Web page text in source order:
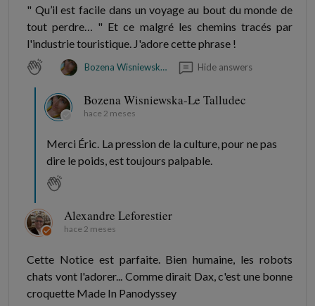
" Qu’il est facile dans un voyage au bout du monde de
tout perdre… " Et ce malgré les chemins tracés par
l'industrie touristique. J'adore cette phrase !
Bozena Wisniewska-Le Talludec Hide answers
Bozena Wisniewska-Le Talludec
hace 2 meses
Merci Éric. La pression de la culture, pour ne pas
dire le poids, est toujours palpable.
Alexandre Leforestier
hace 2 meses
Cette Notice est parfaite. Bien humaine, les robots
chats vont l'adorer... Comme dirait Dax, c'est une bonne
croquette Made In Panodyssey